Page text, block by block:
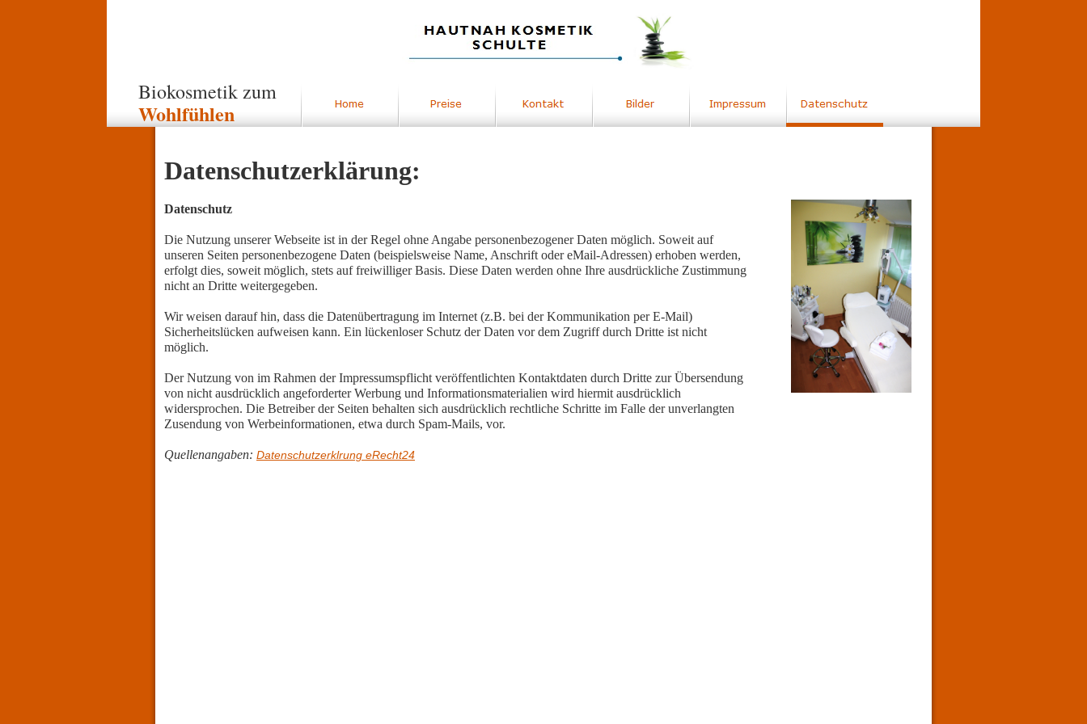
Biokosmetik zum
Wohlfühlen
Datenschutzerklärung:
Datenschutz
Die Nutzung unserer Webseite ist in der Regel ohne Angabe personenbezogener Daten möglich. Soweit auf
unseren Seiten personenbezogene Daten (beispielsweise Name, Anschrift oder eMail-Adressen) erhoben werden,
erfolgt dies, soweit möglich, stets auf freiwilliger Basis. Diese Daten werden ohne Ihre ausdrückliche Zustimmung
nicht an Dritte weitergegeben.
Wir weisen darauf hin, dass die Datenübertragung im Internet (z.B. bei der Kommunikation per E-Mail)
Sicherheitslücken aufweisen kann. Ein lückenloser Schutz der Daten vor dem Zugriff durch Dritte ist nicht
möglich.
Der Nutzung von im Rahmen der Impressumspflicht veröffentlichten Kontaktdaten durch Dritte zur Übersendung
von nicht ausdrücklich angeforderter Werbung und Informationsmaterialien wird hiermit ausdrücklich
widersprochen. Die Betreiber der Seiten behalten sich ausdrücklich rechtliche Schritte im Falle der unverlangten
Zusendung von Werbeinformationen, etwa durch Spam-Mails, vor.
Quellenangaben: Datenschutzerklrung eRecht24